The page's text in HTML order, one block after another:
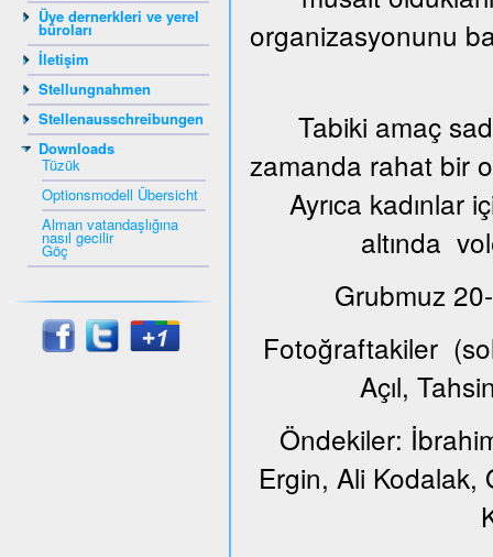
Üye dernerkleri ve yerel
büroları
İletişim
Stellungnahmen
Stellenausschreibungen
Downloads
Tüzük
Optionsmodell Übersicht
Alman vatandaşlığına
nasıl gecilir
Göç
organizasyonunu
Tabiki amaç
zamanda rahat bir
Ayrıca kadınlar
altında
Grubmuz
Fotoğraftakiler
Açıl,
Öndekiler:
Ergin, Ali Kodalak,